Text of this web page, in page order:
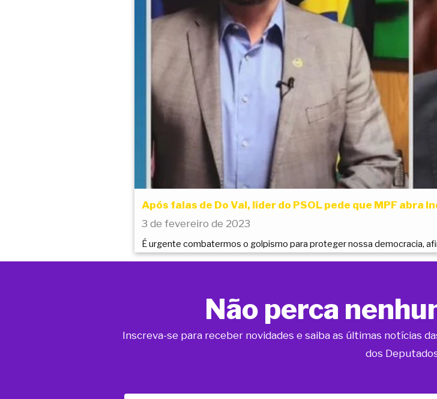
Após falas de Do Val, líder do PSOL pede que MPF
3 de fevereiro de 2023
É urgente combatermos o golpismo para proteger nossa democracia,
Não perca
Inscreva-se para receber novidades e saiba as últimas notícias
dos